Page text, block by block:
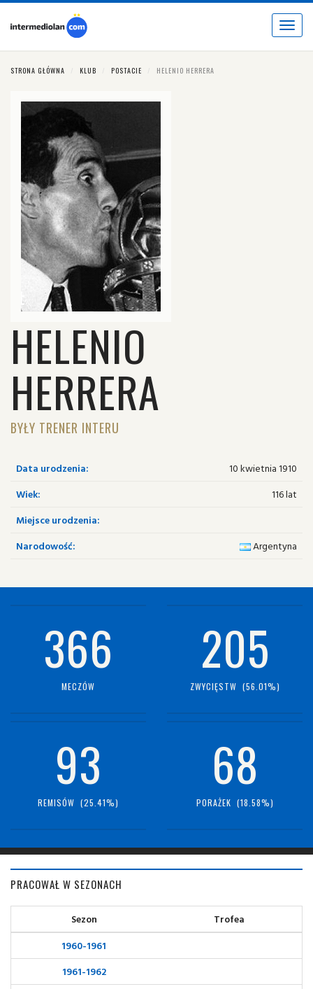
Toggle
STRONA GŁÓWNA KLUB POSTACIE HELENIO HERRERA
HELENIO
HERRERA
BYŁY TRENER INTERU
Data urodzenia:
10 kwietnia 1910
Wiek:
116 lat
Miejsce urodzenia:
Narodowość:
Argentyna
366
MECZÓW
205
ZWYCIĘSTW (56.01%)
93
REMISÓW (25.41%)
68
PORAŻEK (18.58%)
PRACOWAŁ W SEZONACH
Sezon
Trofea
1960-1961
1961-1962